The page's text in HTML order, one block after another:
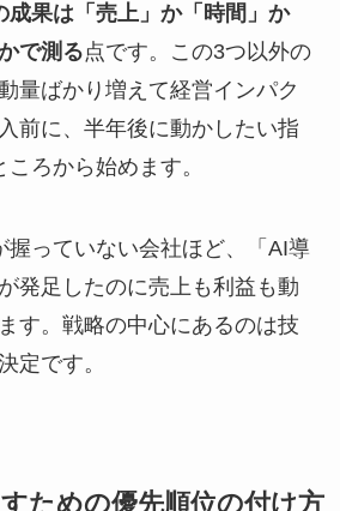
成果は「売上」か「時間」か
で測る点です。この3つ以外の
量ばかり増えて経営インパク
前に、半年後に動かしたい指
ろから始めます。
握っていない会社ほど、「AI導
発足したのに売上も利益も動
す。戦略の中心にあるのは技
定です。
ための優先順位の付け方